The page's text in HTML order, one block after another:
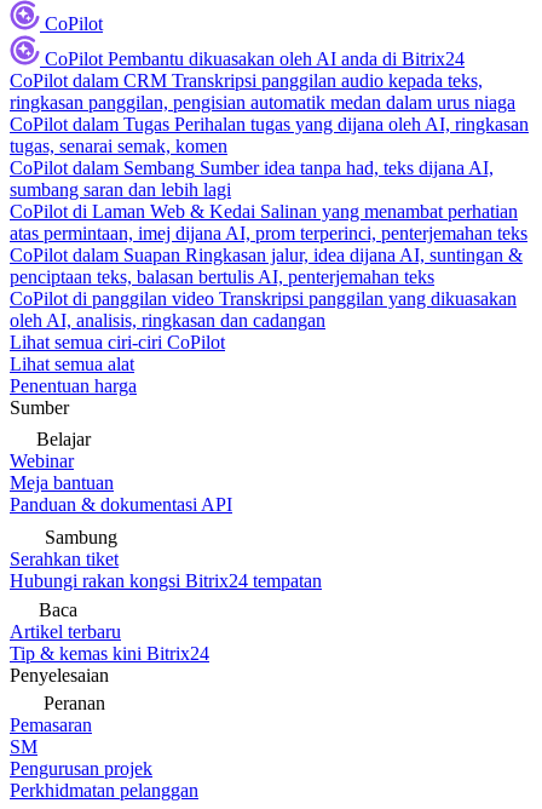
CoPilot
CoPilot Pembantu dikuasakan oleh AI anda di Bitrix24
CoPilot dalam CRM Transkripsi panggilan audio kepada teks,
ringkasan panggilan, pengisian automatik medan dalam urus niaga
CoPilot dalam Tugas Perihalan tugas yang dijana oleh AI, ringkasan
tugas, senarai semak, komen
CoPilot dalam Sembang Sumber idea tanpa had, teks dijana AI,
sumbang saran dan lebih lagi
CoPilot di Laman Web & Kedai Salinan yang menambat perhatian
atas permintaan, imej dijana AI, prom terperinci, penterjemahan teks
CoPilot dalam Suapan Ringkasan jalur, idea dijana AI, suntingan &
penciptaan teks, balasan bertulis AI, penterjemahan teks
CoPilot di panggilan video Transkripsi panggilan yang dikuasakan
oleh AI, analisis, ringkasan dan cadangan
Lihat semua ciri-ciri CoPilot
Lihat semua alat
Penentuan harga
Sumber
Belajar
Webinar
Meja bantuan
Panduan & dokumentasi API
Sambung
Serahkan tiket
Hubungi rakan kongsi Bitrix24 tempatan
Baca
Artikel terbaru
Tip & kemas kini Bitrix24
Penyelesaian
Peranan
Pemasaran
SM
Pengurusan projek
Perkhidmatan pelanggan